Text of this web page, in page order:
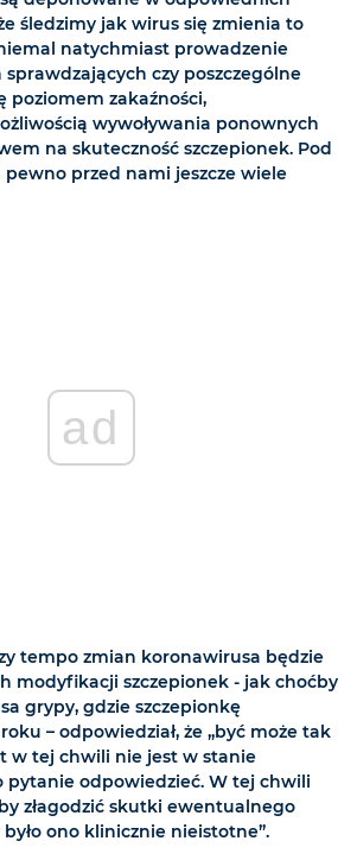
śledzimy jak wirus się zmienia to
natychmiast prowadzenie
czy poszczególne
poziomem zakaźności,
wywoływania ponownych
na skuteczność szczepionek. Pod
przed nami jeszcze wiele
ad
tempo zmian koronawirusa będzie
modyfikacji szczepionek - jak choćby
grypy, gdzie szczepionkę
– odpowiedział, że „być może tak
w tej chwili nie jest w stanie
odpowiedzieć. W tej chwili
złagodzić skutki ewentualnego
ono klinicznie nieistotne”.